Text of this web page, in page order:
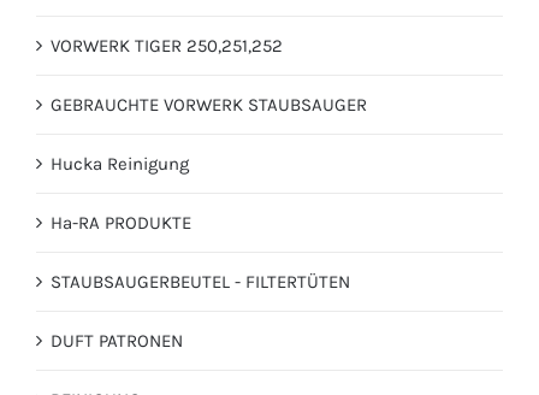
VORWERK TIGER 250,251,252
GEBRAUCHTE VORWERK STAUBSAUGER
Hucka Reinigung
Ha-RA PRODUKTE
STAUBSAUGERBEUTEL - FILTERTÜTEN
DUFT PATRONEN